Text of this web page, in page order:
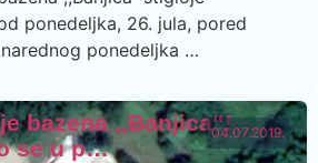
ponedeljka, 26. jula, pored
ponedeljka …
04.07.2019.
bazena ,,Banjica“!
se u p…